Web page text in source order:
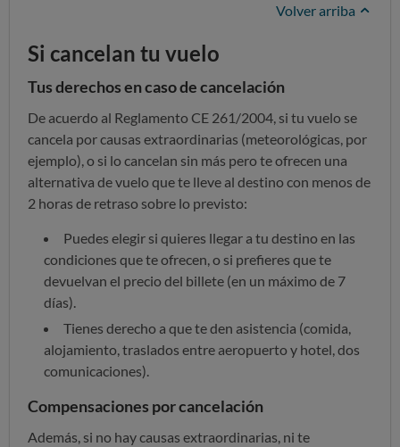
Volver arriba
Si cancelan tu vuelo
Tus derechos en caso de cancelación
De acuerdo al Reglamento CE 261/2004, si tu vuelo se
cancela por causas extraordinarias (meteorológicas, por
ejemplo), o si lo cancelan sin más pero te ofrecen una
alternativa de vuelo que te lleve al destino con menos de
2 horas de retraso sobre lo previsto:
Puedes elegir si quieres llegar a tu destino en las
condiciones que te ofrecen, o si prefieres que te
devuelvan el precio del billete (en un máximo de 7
días).
Tienes derecho a que te den asistencia (comida,
alojamiento, traslados entre aeropuerto y hotel, dos
comunicaciones).
Compensaciones por cancelación
Además, si no hay causas extraordinarias, ni te